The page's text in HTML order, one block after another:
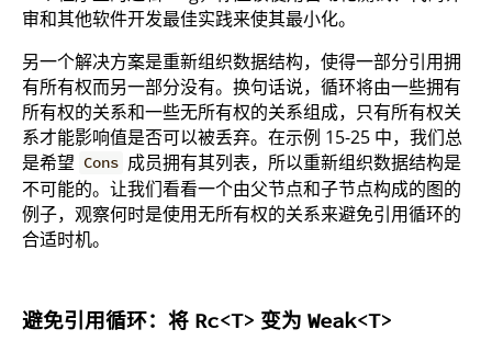
审和其他软件开发最佳实践来使其最小化。
另一个解决方案是重新组织数据结构，使得一部分引用拥
有所有权而另一部分没有。换句话说，循环将由一些拥有
所有权的关系和一些无所有权的关系组成，只有所有权关
系才能影响值是否可以被丢弃。在示例 15-25 中，我们总
是希望 Cons 成员拥有其列表，所以重新组织数据结构是
不可能的。让我们看看一个由父节点和子节点构成的图的
例子，观察何时是使用无所有权的关系来避免引用循环的
合适时机。
避免引用循环：将 Rc<T> 变为 Weak<T>